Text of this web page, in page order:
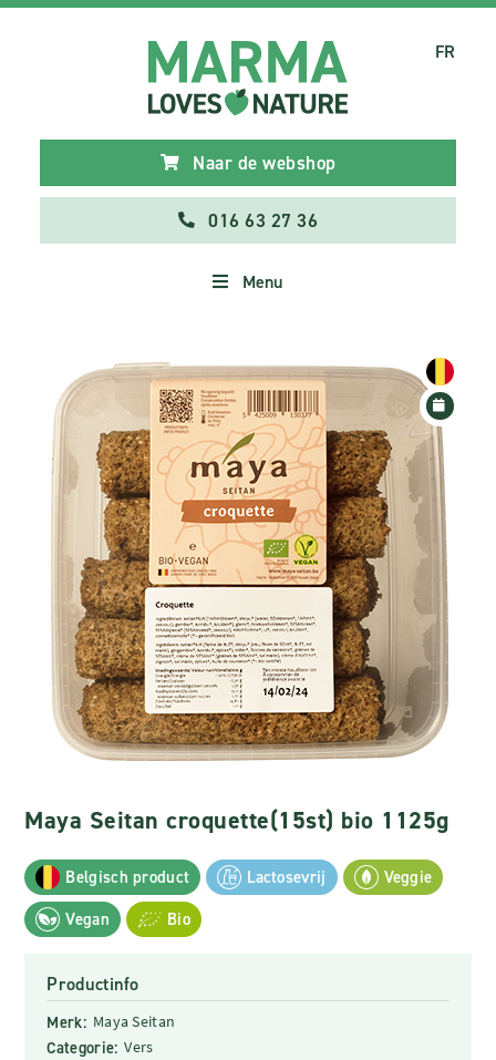
Naar de webshop
016 63 27 36
Menu
FR
Maya Seitan croquette(15st) bio 1125g
Belgisch product Lactosevrij
Veggie
Vegan
Bio
Productinfo
Merk: Maya Seitan
Categorie: Vers